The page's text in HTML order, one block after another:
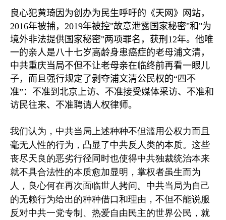
良心犯黄琦因为创办为民生呼吁的《天网》网站，
2016年被捕， 2019年被控"故意泄露国家秘密"和 "为
境外非法提供国家秘密"两项罪名，获刑 12年。他唯
一的亲人是八十七岁高龄身患癌症的老母浦文清，
中共重庆当局不但不让老母亲在临终前再看一眼儿
子，而且强行规定了剥夺浦文清公民权的“四不
准” ：不准到北京上访、不准接受媒体采访、不准和
访民往来、不准聘请人权律师。
我们认为，中共当局上述种种不但滥用公权力而且
毫无人性的行为，凸显了中共反人类的本质。这些
丧尽天良的恶劣行径同时也使得中共独裁统治本来
就不具合法性的本质愈加显明，掌权者虽生而为
人，良心何在再次面临世人拷问。中共当局为自己
的无赖行为给出的种种借口和理由，不但不能说服
反对中共一党专制、热爱自由民主的世界公民，就